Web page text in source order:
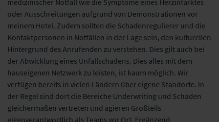
oder Ausschreitungen aufgrund von Demonstrationen vor
meinem Hotel. Zudem sollten die Schadenregulierer und die
Kontaktpersonen in Notfällen in der Lage sein, den kulturellen
Hintergrund des Anrufenden zu verstehen. Dies gilt auch bei
der Abwicklung eines Unfallschadens. Dies alles mit dem
hauseigenen Netzwerk zu leisten, ist kaum möglich. Wir
verfügen bereits in vielen Ländern über eigene Standorte. In
der Regel sind dort die Bereiche Underwriting und Schaden
gleichermaßen vertreten und agieren Großteils
eigenverantwortlich als Teams vor Ort. Ergänzend